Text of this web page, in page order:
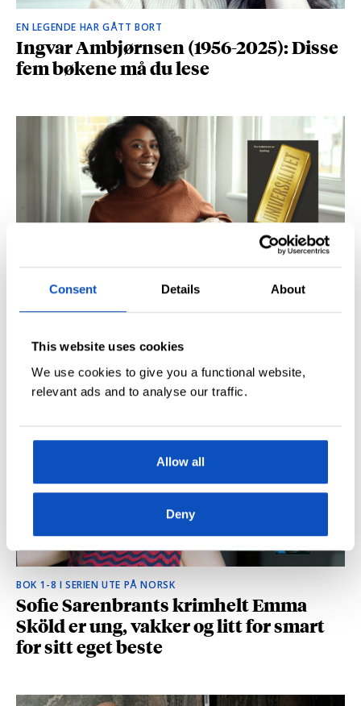
Consent Details About
This website uses cookies
We use cookies to give you a functional website,
relevant ads and to analyse our traffic.
Allow all
Deny
EN LEGENDE HAR GÅTT BORT
Ingvar Ambjørnsen (1956-2025): Disse
fem bøkene må du lese
BRITISK STJERNESKUDD
Kåret til en av Storbritannias beste
unge forfattere: – Fantastisk å høre
hvilke deler som fikk folk til å le høyt
BOK 1-8 I SERIEN UTE PÅ NORSK
Sofie Sarenbrants krimhelt Emma
Sköld er ung, vakker og litt for smart
for sitt eget beste